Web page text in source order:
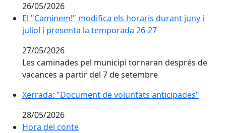
26/05/2026
El "Caminem!" modifica els horaris durant juny i
juliol i presenta la temporada 26-27
El "Caminem!" modifica els horaris durant juny i
juliol i presenta la temporada 26-27
27/05/2026
Les caminades pel municipi tornaran després de
vacances a partir del 7 de setembre
Xerrada: "Document de voluntats anticipades"
Xerrada: "Document de voluntats anticipades"
28/05/2026
Hora del conte
Hora del conte